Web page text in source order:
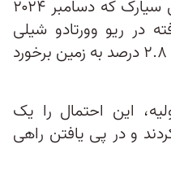
پیش از این تصور می‌شد این سیارک که دسامبر ۲۰۲۴
در ریو وورتادو شیلی
مشاهده شد، با احتمال حدود ۲.۸ درصد به زمین برخورد
این احتمال را یک
و در پی یافتن راهی